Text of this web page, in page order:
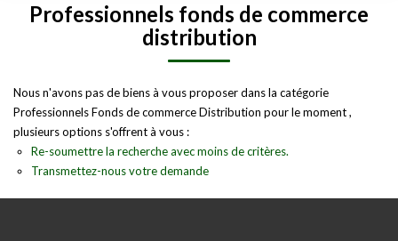
DÉPOSEZ VOTRE RECHERCHE
NOUS REJOINDRE
CONTACT
Type de bien
Surface min
Professionnels fonds de commerce
distribution
Nous n'avons pas de biens à vous proposer dans la catégorie
Professionnels Fonds de commerce Distribution pour le moment ,
plusieurs options s'offrent à vous :
Re-soumettre la recherche avec moins de critères.
Transmettez-nous votre demande